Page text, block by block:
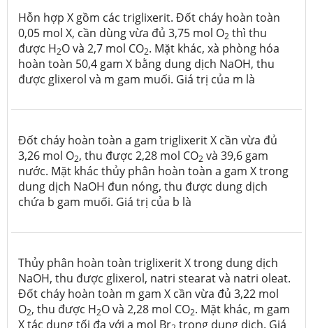
Hỗn hợp X gồm các triglixerit. Đốt cháy hoàn toàn
0,05 mol X, cần dùng vừa đủ 3,75 mol O2 thì thu
được H2O và 2,7 mol CO2. Mặt khác, xà phòng hóa
hoàn toàn 50,4 gam X bằng dung dịch NaOH, thu
được glixerol và m gam muối. Giá trị của m là
Đốt cháy hoàn toàn a gam triglixerit X cần vừa đủ
3,26 mol O2, thu được 2,28 mol CO2 và 39,6 gam
nước. Mặt khác thủy phân hoàn toàn a gam X trong
dung dịch NaOH đun nóng, thu được dung dịch
chứa b gam muối. Giá trị của b là
Thủy phân hoàn toàn triglixerit X trong dung dịch
NaOH, thu được glixerol, natri stearat và natri oleat.
Đốt cháy hoàn toàn m gam X cần vừa đủ 3,22 mol
O2, thu được H2O và 2,28 mol CO2. Mặt khác, m gam
X tác dụng tối đa với a mol Br trong dung dịch. Giá